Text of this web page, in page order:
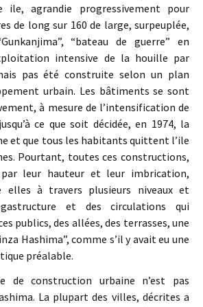
ile, agrandie progressivement pour
de long sur 160 de large, surpeuplée,
“bateau de guerre” en
intensive de la houille par
pas été construite selon un plan
urbain. Les bâtiments se sont
à mesure de l’intensification de
ce que soit décidée, en 1974, la
et que tous les habitants quittent l’ile
Pourtant, toutes ces constructions,
par leur hauteur et leur imbrication,
elles à travers plusieurs niveaux et
et des circulations qui
publics, des allées, des terrasses, une
Hashima”, comme s’il y avait eu une
préalable.
de construction urbaine n’est pas
La plupart des villes, décrites a